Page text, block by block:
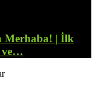
Merhaba! | İlk
ve…